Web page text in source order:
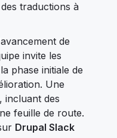
traductions à
de
invite les
phase initiale de
Une
incluant des
feuille de route.
Drupal Slack